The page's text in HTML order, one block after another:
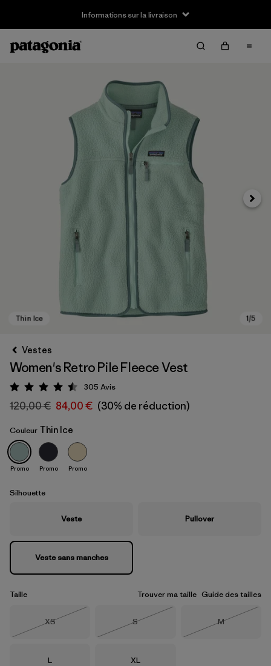
Informations sur la livraison
Thin Ice
Vestes
Women's Retro Pile Fleece Vest
Évaluation: 4.5 / 5
305 Avis
120,00 € 84,00 € (30% de réduction)
Couleur Thin Ice
Promo Promo Promo
Silhouette
Veste Pullover
Veste sans manches
Taille Trouver ma taille Guide des tailles
Taille
XS
Taille
S
Taille
M
Taille
L Taille
XL